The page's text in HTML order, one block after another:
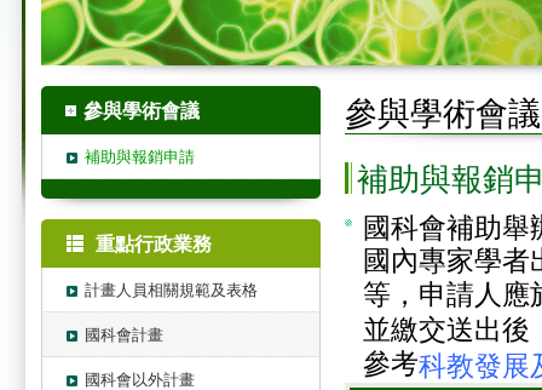
參與學術會議
補助與報銷申請
重點行政業務
計畫人員相關規範及表格
國科會計畫
國科會以外計畫
參與學術會議
補助與報銷
國科會補助舉
國內專家學
等，申請人應
並繳交送出後
參考科教發展